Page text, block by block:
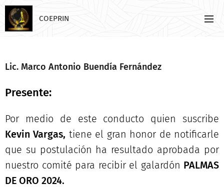
COEPRIN
Lic. Marco Antonio Buendía Fernández
Presente:
Por medio de este conducto quien suscribe
Kevin Vargas, tiene el gran honor de notificarle
que su postulación ha resultado aprobada por
nuestro comité para recibir el galardón PALMAS
DE ORO 2024.